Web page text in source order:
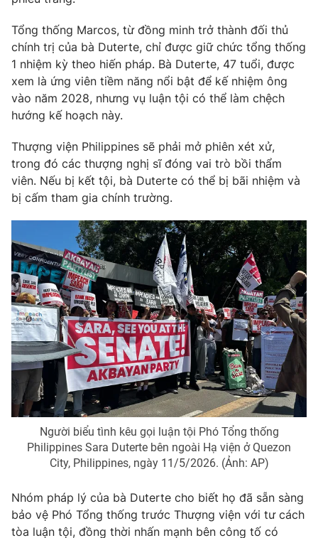
VTV Money
VTV Sức khoẻ Bất động sản
Thị trường 24h Tấm lòng Việt
VTV9 VTV8
THỜI BÁO VTV
Theo dõi báo trên
Cơ quan chủ quản:
Đài Truyền hình Việt Nam
Cơ quan báo chí:Thời báo VTV
Giấy phép hoạt động báo in và báo điện tử số 483/GP-BTTTT
cấp ngày 29/12/2023
Tổng Biên tập:
Vũ Thanh Thủy
Phó Tổng Biên tập: Nguyễn Thị Mỹ Hạnh, Phạm Quốc Thắng,
Nguyễn Trọng Ninh
Tổng đài VTV: 024.38 355 931 - 024.38 355 932
Tổng thống Marcos, từ đồng minh trở thành đối thủ
chính trị của bà Duterte, chỉ được giữ chức tổng thống
1 nhiệm kỳ theo hiến pháp. Bà Duterte, 47 tuổi, được
xem là ứng viên tiềm năng nổi bật để kế nhiệm ông
vào năm 2028, nhưng vụ luận tội có thể làm chệch
hướng kế hoạch này.
Thượng viện Philippines sẽ phải mở phiên xét xử,
trong đó các thượng nghị sĩ đóng vai trò bồi thẩm
viên. Nếu bị kết tội, bà Duterte có thể bị bãi nhiệm và
bị cấm tham gia chính trường.
Người biểu tình kêu gọi luận tội Phó Tổng thống
Philippines Sara Duterte bên ngoài Hạ viện ở Quezon
City, Philippines, ngày 11/5/2026. (Ảnh: AP)
Nhóm pháp lý của bà Duterte cho biết họ đã sẵn sàng
bảo vệ Phó Tổng thống trước Thượng viện với tư cách
tòa luận tội, đồng thời nhấn mạnh bên công tố có